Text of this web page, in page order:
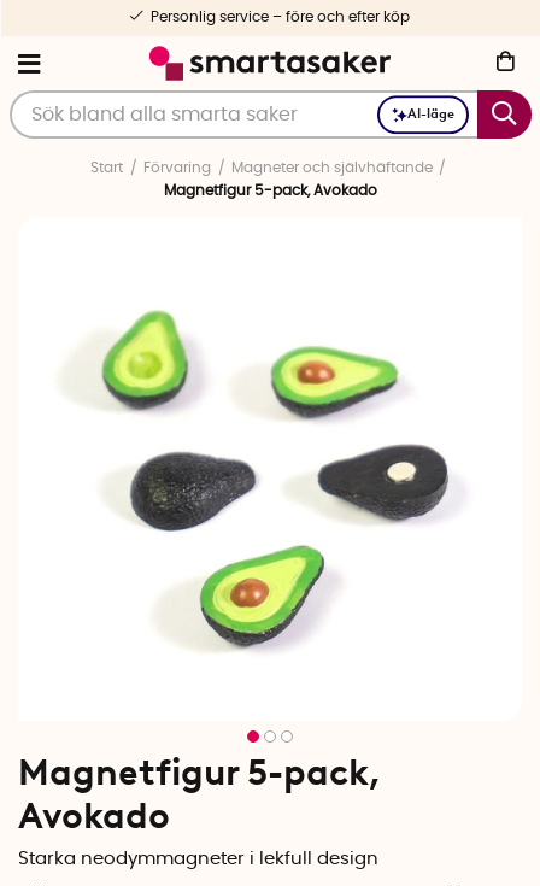
AI-läge
Personlig service – före och efter köp
Start Förvaring
Magneter och självhäftande
Magnetfigur 5-pack, Avokado
Magnetfigur 5-pack,
Avokado
Starka neodymmagneter i lekfull design